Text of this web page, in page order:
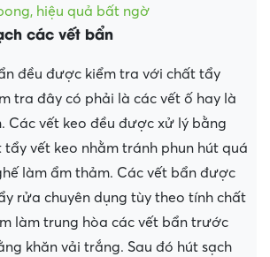
hiệu quả bất ngờ
các vết bẩn
đều được kiểm tra với chất tẩy
tra đây có phải là các vết ố hay là
Các vết keo đều được xử lý bằng
vết keo nhằm tránh phun hút quá
làm ẩm thảm. Các vết bẩn được
rửa chuyên dụng tùy theo tính chất
làm trung hòa các vết bẩn trước
khăn vải trắng. Sau đó hút sạch